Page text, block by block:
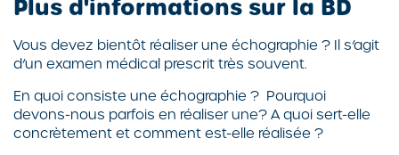
Plus d'informations sur la BD
Vous devez bientôt réaliser une échographie ? Il s’agit
d’un examen médical prescrit très souvent.
En quoi consiste une échographie ? Pourquoi
devons-nous parfois en réaliser une? A quoi sert-elle
concrètement et comment est-elle réalisée ?